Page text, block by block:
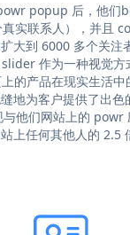
popup 后，他们
实联系人），并且
大到 6000 多个关注
作为一种视觉方
的产品在现实生活中
地为客户提供了出色
他们网站上的 powr
上任何其他人的 2.5